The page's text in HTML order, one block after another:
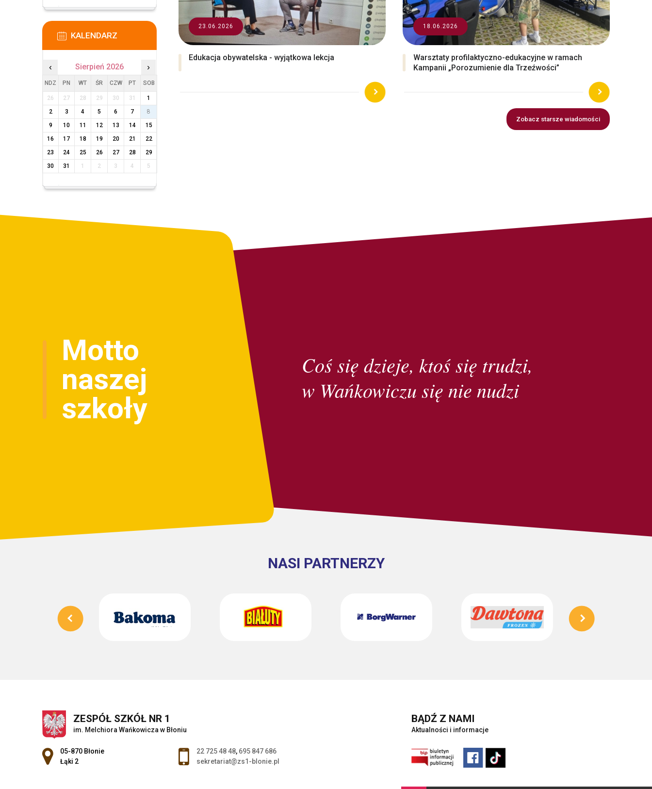
23.06.2026
Edukacja obywatelska - wyjątkowa lekcja
18.06.2026
Warsztaty profilaktyczno-edukacyjne w ramach
Kampanii „Porozumienie dla Trzeźwości”
Zobacz starsze wiadomości
KALENDARZ
‹ Sierpień 2026 ›
NDZ PN WT ŚR CZW PT SOB
26 27 28 29 30 31
1
2
3 4 5 6 7
8
9
10 11 12 13 14
15
16
17 18 19 20 21
22
23
24 25 26 27 28
29
30
31 1 2 3 4 5
Coś się dzieje, ktoś się trudzi,
w Wańkowiczu się nie nudzi
Motto
naszej
szkoły
NASI PARTNERZY
ZESPÓŁ SZKÓŁ NR 1
im. Melchiora Wańkowicza w Błoniu
Adres pocztowy:
05-870 Błonie
Łąki 2
22 725 48 48, 695 847 686
sekretariat@zs1-blonie.pl
BĄDŹ Z NAMI
Aktualności i informacje